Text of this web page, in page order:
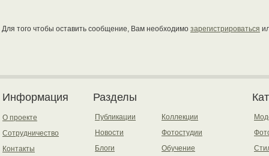
Для того чтобы оставить сообщение, Вам необходимо зарегистрироваться
Информация
О проекте
Сотрудничество
Контакты
Разделы
Публикации
Новости
Блоги
Коллекции
Фотостудии
Обучение